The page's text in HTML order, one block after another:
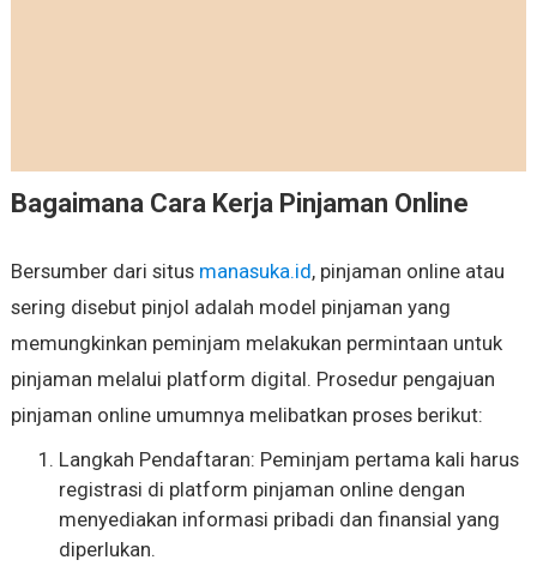
Bagaimana Cara Kerja Pinjaman Online
Bersumber dari situs manasuka.id, pinjaman online atau
sering disebut pinjol adalah model pinjaman yang
memungkinkan peminjam melakukan permintaan untuk
pinjaman melalui platform digital. Prosedur pengajuan
pinjaman online umumnya melibatkan proses berikut:
Langkah Pendaftaran: Peminjam pertama kali harus
registrasi di platform pinjaman online dengan
menyediakan informasi pribadi dan finansial yang
diperlukan.